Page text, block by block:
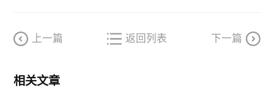
上一篇 返回列表 下一篇
相关文章